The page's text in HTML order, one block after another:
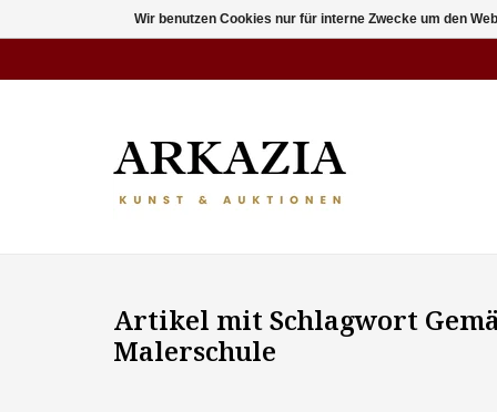
Artikel mit Schlagwort
Malerschule
Wir benutzen Cookies nur für interne Zwecke um den